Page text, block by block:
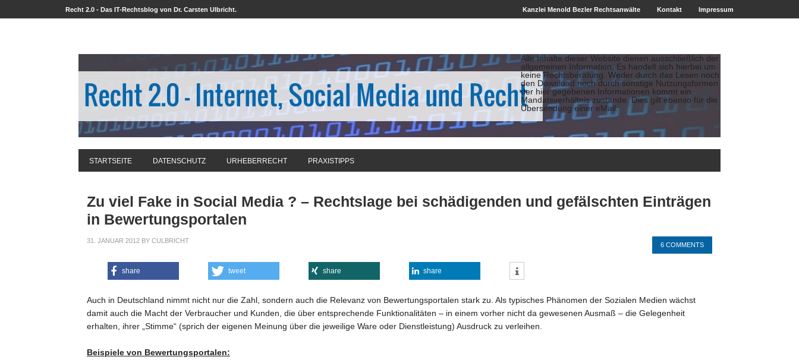
Recht 2.0 - Das IT-Rechtsblog von Dr. Carsten Ulbricht. Kanzlei Menold Bezler Rechtsanwälte Kontakt Impressum
Alle Inhalte dieser Website dienen ausschließlich der
allgemeinen Information. Es handelt sich hierbei um
keine Rechtsberatung. Weder durch das Lesen noch
den Download noch durch sonstige Nutzungsformen
der hier gegebenen Informationen kommt ein
Mandatsverhältnis zustande. Dies gilt ebenso für die
Übersendung einer eMail.
STARTSEITE DATENSCHUTZ URHEBERRECHT PRAXISTIPPS
Zu viel Fake in Social Media ? – Rechtslage bei schädigenden und gefälschten Einträgen
in Bewertungsportalen
31. JANUAR 2012 BY CULBRICHT
6 COMMENTS
share tweet share share
Auch in Deutschland nimmt nicht nur die Zahl, sondern auch die Relevanz von Bewertungsportalen stark zu. Als typisches Phänomen der Sozialen Medien wächst
damit auch die Macht der Verbraucher und Kunden, die über entsprechende Funktionalitäten – in einem vorher nicht da gewesenen Ausmaß – die Gelegenheit
erhalten, ihrer „Stimme“ (sprich der eigenen Meinung über die jeweilige Ware oder Dienstleistung) Ausdruck zu verleihen.
Beispiele von Bewertungsportalen: